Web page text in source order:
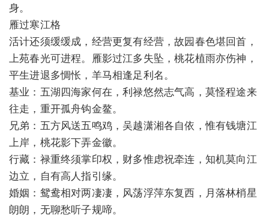
身。
雁过寒江格
活计还须缓缓成，经营更复有经营，故园春色堪回首，
上苑春光可进程。雁影过江多失坠，桃花植雨亦伤神，
平生进退多惆怅，羊马相逢足利名。
基业：五湖四海家何在，利禄悠然志气高，莫怪程途来
往走，重开孤舟钩金鳌。
兄弟：五方风送五鸣鸡，吴越潇湘各自依，惟有钱塘江
上岸，桃花影下弄金徽。
行藏：禄重终须掌印权，财多惟虑祝牵连，知机莫向江
边立，自有高人指引缘。
婚姻：鸳鸯相对两凄凄，风荡浮萍东复西，月落林梢星
朗朗，无聊愁听子规啼。